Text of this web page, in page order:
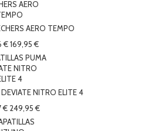
AERO TEMPO
€ 169,95 €
NITRO ELITE 4
€ 249,95 €